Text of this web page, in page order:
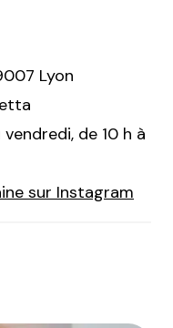
Lyon
de 10 h à
sur Instagram